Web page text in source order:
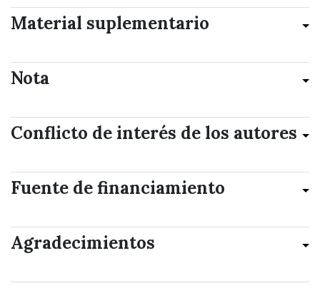
Material suplementario
Nota
Conflicto de interés de los autores
Fuente de financiamiento
Agradecimientos